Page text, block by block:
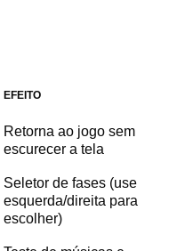
EFEITO
Retorna ao jogo sem
escurecer a tela
Seletor de fases (use
esquerda/direita para
escolher)